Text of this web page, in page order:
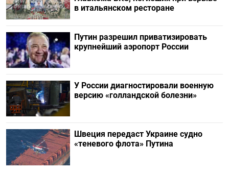
в итальянском ресторане
Путин разрешил приватизировать
крупнейший аэропорт России
У России диагностировали военную
версию «голландской болезни»
Швеция передаст Украине судно
«теневого флота» Путина